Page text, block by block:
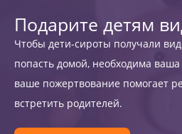
Подарите детям
Чтобы дети-сироты получали
попасть домой, необходима
ваше пожертвование помогает
встретить родителей.